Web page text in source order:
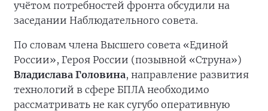
учётом потребностей фронта обсудили на
заседании Наблюдательного совета.
По словам члена Высшего совета «Единой
России», Героя России (позывной «Струна»)
Владислава Головина, направление развития
технологий в сфере БПЛА необходимо
рассматривать не как сугубо оперативную